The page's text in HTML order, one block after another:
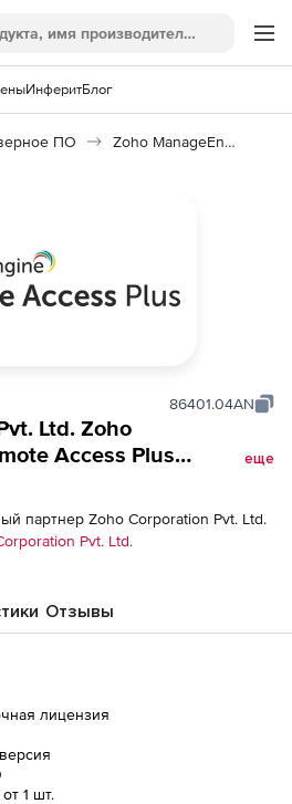
ИнферитБлог
ПО Zoho ManageEngine Remote Access Plus
86401.04AN
Ltd. Zoho
Access Plus
Additional 10 User
еще
партнер Zoho Corporation Pvt. Ltd.
Pvt. Ltd.
Отзывы
лицензия
1 шт.